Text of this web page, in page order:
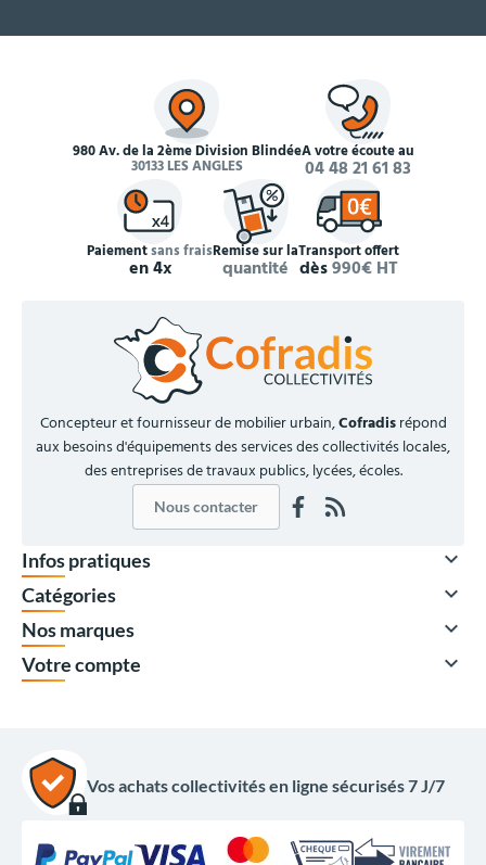
980 Av. de la 2ème Division Blindée
30133 LES ANGLES
À votre écoute au
04 48 21 61 83
Paiementsans frais
en 4x
Remise sur la
quantité
Transport offert
dès990€ HT
Concepteur et fournisseur de mobilier urbain,Cofradisrépond
aux besoins d'équipements des services des collectivités locales,
des entreprises de travaux publics, lycées, écoles.
Nous contacter
Infos pratiques 
Catégories 
Nos marques 
Votre compte 
Vos achats collectivités en ligne sécurisés 7 J/7